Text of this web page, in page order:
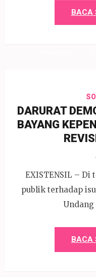
BACA
DARURAT
BAYANG
EXISTENSIL –
publik terhadap
Undang
BACA